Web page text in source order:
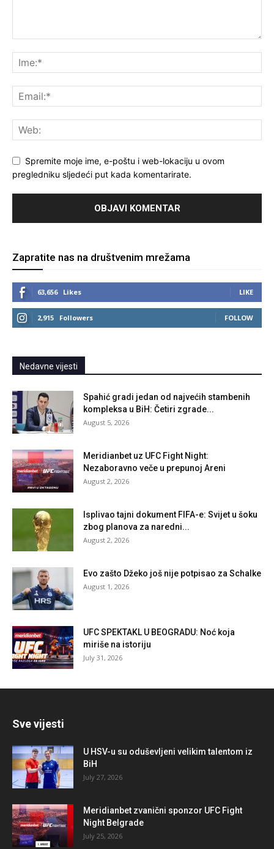
Spremite moje ime, e-poštu i web-lokaciju u ovom
pregledniku sljedeći put kada komentarirate.
Zapratite nas na društvenim mrežama
63,656 Likes LIKE
2,915 Followers FOLLOW
Nedavne vijesti
Spahić gradi jedan od najvećih stambenih
kompleksa u BiH: Četiri zgrade...
August 5, 2026
Meridianbet uz UFC Fight Night:
Nezaboravno veče u prepunoj Areni
August 2, 2026
Isplivao tajni dokument FIFA-e: Svijet u šoku
zbog planova za naredni...
August 2, 2026
Evo zašto Džeko još nije potpisao za Schalke
August 1, 2026
UFC SPEKTAKL U BEOGRADU: Noć koja
miriše na istoriju
July 31, 2026
Sve vijesti
U HSV-u su oduševljeni velikim talentom iz
BiH
July 27, 2026
Meridianbet zvanični sponzor UFC Fight
Night Belgrade
July 25, 2026